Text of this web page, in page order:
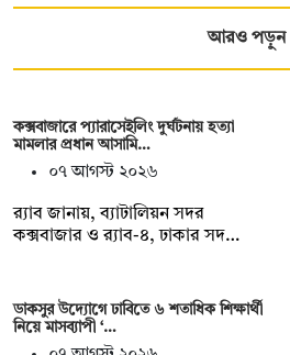
আরও পড়ুন
কক্সবাজারে প্যারাসেইলিং দুর্ঘটনায় হত্যা
মামলার প্রধান আসামি…
০৭ আগস্ট ২০২৬
র‌্যাব জানায়, ব্যাটালিয়ন সদর
কক্সবাজার ও র‌্যাব-৪, ঢাকার সদ…
ডাকসুর উদ্যোগে ঢাবিতে ৬ শতাধিক শিক্ষার্থী
নিয়ে মাসব্যাপী ‘…